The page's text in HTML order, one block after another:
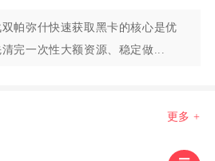
双帕弥什快速获取黑卡的核心是优
清完一次性大额资源、稳定做...
更多 +